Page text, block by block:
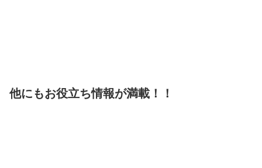
他にもお役立ち情報が満載！！